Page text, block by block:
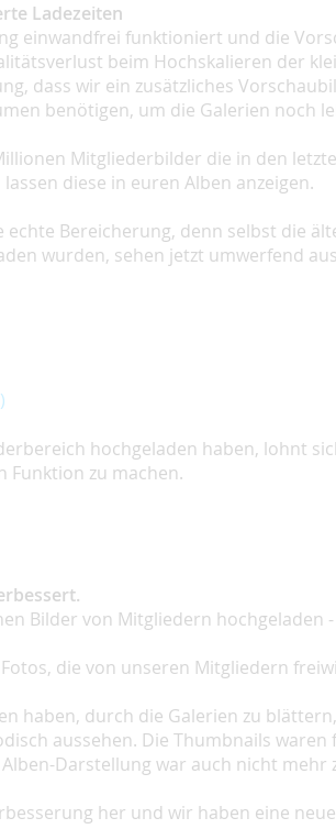
Ladezeiten
einwandfrei funktioniert und die
beim Hochskalieren der
dass wir ein zusätzliches
benötigen, um die Galerien noch
Mitgliederbilder die in den
lassen diese in euren Alben anzeigen.
Bereicherung, denn selbst die
wurden, sehen jetzt umwerfend
)
hochgeladen haben, lohnt
Funktion zu machen.
Bilder von Mitgliedern hochgeladen
die von unseren Mitgliedern
haben, durch die Galerien zu
aussehen. Die Thumbnails
Darstellung war auch nicht mehr
her und wir haben eine